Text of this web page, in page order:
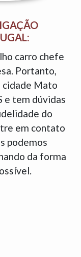
carro chefe
Portanto,
cidade Mato
e tem dúvidas
do
em contato
podemos
da forma